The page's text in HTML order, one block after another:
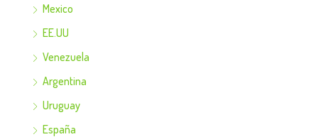
Mexico
EE.UU
Venezuela
Argentina
Uruguay
España